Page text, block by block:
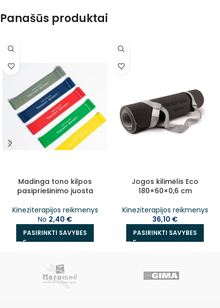
Panašūs produktai
Madinga tono kilpos
pasipriešinimo juosta
Kineziterapijos reikmenys
No 2,40 €
PASIRINKTI SAVYBES
Jogos kilimėlis Eco
180×60×0,6 cm
Kineziterapijos reikmenys
36,10 €
PASIRINKTI SAVYBES